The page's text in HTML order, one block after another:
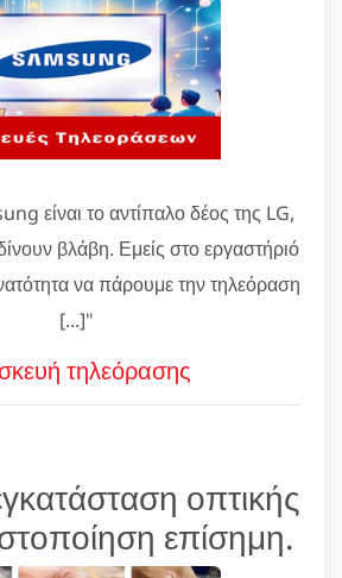
είναι το αντίπαλο δέος της LG,
βλάβη. Εμείς στο εργαστήριό
να πάρουμε την τηλεόραση
[...]"
τηλεόρασης
οπτικής
επίσημη.